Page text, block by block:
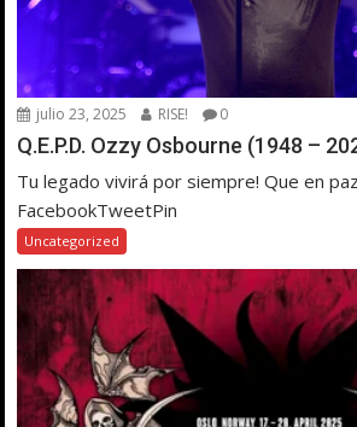
julio 23, 2025 RISE! 0
Q.E.P.D. Ozzy Osbourne (1948 –
Tu legado vivirá por siempre! Que en
FacebookTweetPin
Uncategorized